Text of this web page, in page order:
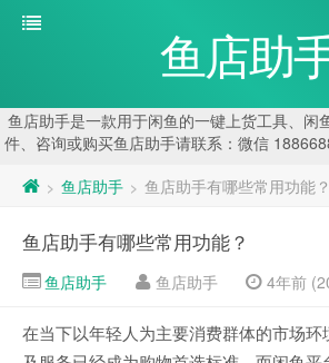
鱼店助
鱼店助手是一款用于闲鱼的一键上货工具、闲
件、咨询或购买鱼店助手请联系：微信
> 鱼店助手 > 鱼店助手有哪些常用功能？
鱼店助手有哪些常用功能？
鱼店助手 鱼店助手 4年前
在当下以年轻人为主要消费群体的市场环